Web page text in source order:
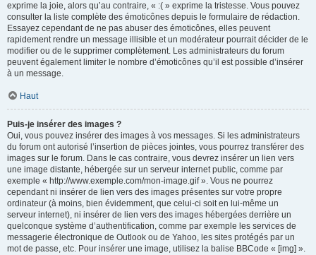
exprime la joie, alors qu’au contraire, « :( » exprime la tristesse. Vous pouvez
consulter la liste complète des émoticônes depuis le formulaire de rédaction.
Essayez cependant de ne pas abuser des émoticônes, elles peuvent
rapidement rendre un message illisible et un modérateur pourrait décider de le
modifier ou de le supprimer complètement. Les administrateurs du forum
peuvent également limiter le nombre d’émoticônes qu’il est possible d’insérer
à un message.
Haut
Puis-je insérer des images ?
Oui, vous pouvez insérer des images à vos messages. Si les administrateurs
du forum ont autorisé l’insertion de pièces jointes, vous pourrez transférer des
images sur le forum. Dans le cas contraire, vous devrez insérer un lien vers
une image distante, hébergée sur un serveur internet public, comme par
exemple « http://www.exemple.com/mon-image.gif ». Vous ne pourrez
cependant ni insérer de lien vers des images présentes sur votre propre
ordinateur (à moins, bien évidemment, que celui-ci soit en lui-même un
serveur internet), ni insérer de lien vers des images hébergées derrière un
quelconque système d’authentification, comme par exemple les services de
messagerie électronique de Outlook ou de Yahoo, les sites protégés par un
mot de passe, etc. Pour insérer une image, utilisez la balise BBCode « [img] ».